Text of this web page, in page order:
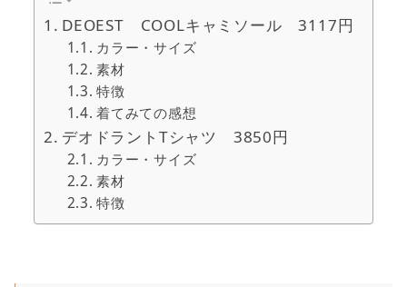
DEOEST COOLキャミソール 3117円
カラー・サイズ
素材
特徴
着てみての感想
デオドラントTシャツ 3850円
カラー・サイズ
素材
特徴